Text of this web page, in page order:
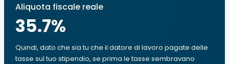
Aliquota fiscale reale
35.7%
Quindi, dato che sia tu che il datore di lavoro pagate delle
tasse sul tuo stipendio, se prima le tasse sembravano